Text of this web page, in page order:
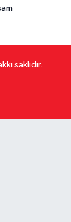
saklıdır.